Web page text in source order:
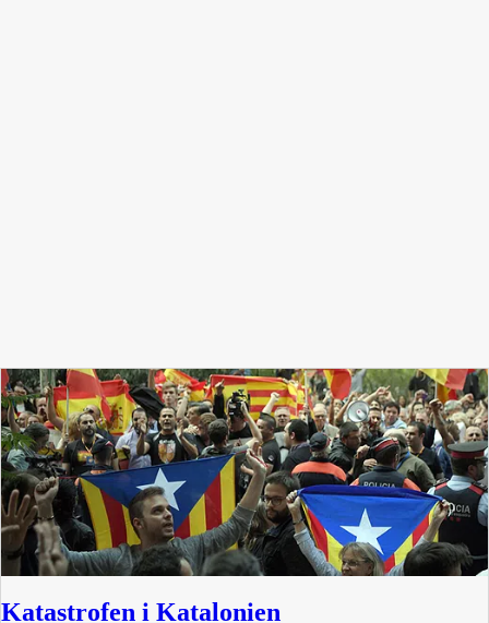
Katastrofen i Katalonien